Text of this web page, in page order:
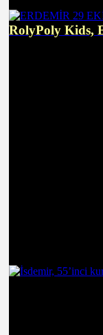
RolyPoly Kids,